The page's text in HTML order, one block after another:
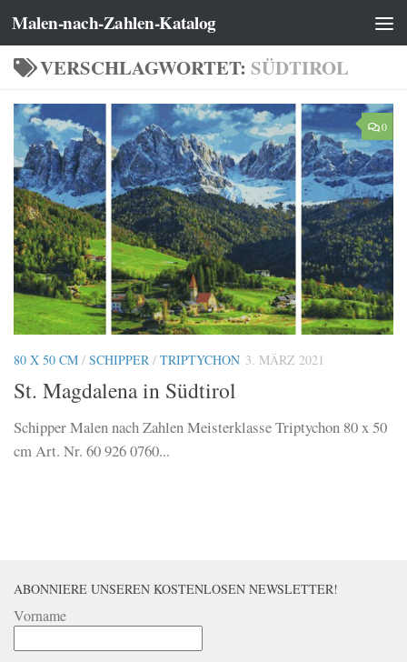
Zum Inhalt springen
Malen-nach-Zahlen-Katalog
VERSCHLAGWORTET: SÜDTIROL
0
80 X 50 CM / SCHIPPER / TRIPTYCHON 3. MÄRZ 2021
St. Magdalena in Südtirol
Schipper Malen nach Zahlen Meisterklasse Triptychon 80 x 50
cm Art. Nr. 60 926 0760...
ABONNIERE UNSEREN KOSTENLOSEN NEWSLETTER!
Vorname